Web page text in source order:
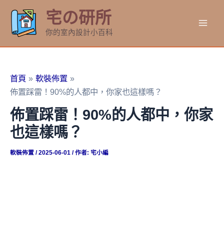
要
宅の研所
你的室內設計小百科
首頁
軟裝佈置
佈置踩雷！90%的人都中，你家也這樣嗎？
佈置踩雷！90%的人都中，你家
也這樣嗎？
軟裝佈置 /2025-06-01 / 作者: 宅小編